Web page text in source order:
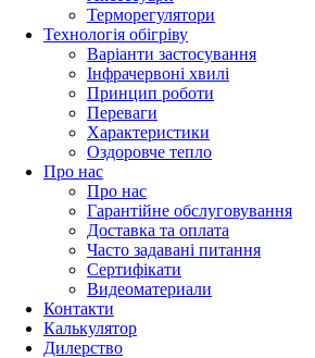
Терморегулятори
Технологія обігріву
Варіанти застосування
Інфрачервоні хвилі
Принцип роботи
Переваги
Характеристики
Оздоровче тепло
Про нас
Про нас
Гарантійне обслуговування
Доставка та оплата
Часто задавані питання
Сертифікати
Видеоматериали
Контакти
Калькулятор
Дилерство